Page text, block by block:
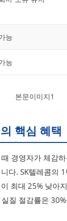
능
능
핵심 혜택
경영자가 체감
다. SK텔레콤의
최대 25% 낮아
질 절감률은